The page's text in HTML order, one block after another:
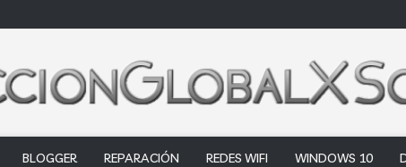
BLOGGER REPARACIÓN REDES WIFI WINDOWS 10